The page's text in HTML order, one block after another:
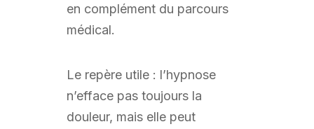
en complément du parcours
médical.
Le repère utile : l’hypnose
n’efface pas toujours la
douleur, mais elle peut